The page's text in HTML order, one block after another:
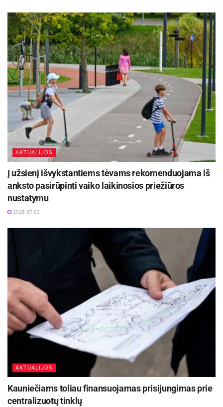
– Kauno laisvąją ekonominę zoną ir tarptautinį
Kauno oro uostą.
Pagal Lietuvos laisvosios rinkos instituto
sudarytą Lietuvos savivaldybių indeksą Kauno
rajono savivaldybė tris kartus (2011, 2013 ir
2014 m.) buvo pirma, o 2012 m. užėmė antrą
vietą tarp 53 ne miesto savivaldybių.
AKTUALIJOS
Į užsienį išvykstantiems tėvams rekomenduojama iš
anksto pasirūpinti vaiko laikinosios priežiūros
nustatymu
2026-07-03
AKTUALIJOS
Kauniečiams toliau finansuojamas prisijungimas prie
centralizuotų tinklų